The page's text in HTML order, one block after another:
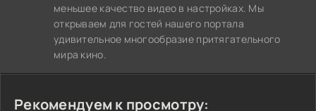
меньшее качество видео в настройках. Мы
открываем для гостей нашего портала
удивительное многообразие притягательного
мира кино.
Рекомендуем к просмотру: